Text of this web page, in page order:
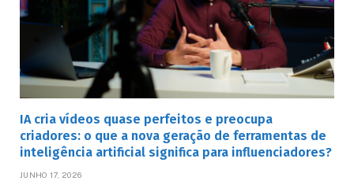
IA cria vídeos quase perfeitos e preocupa
criadores: o que a nova geração de ferramentas de
inteligência artificial significa para influenciadores?
JUNHO 17, 2026